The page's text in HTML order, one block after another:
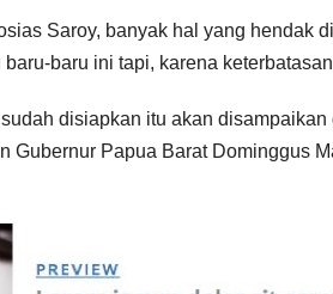
Saroy, banyak hal yang hendak
baru ini tapi, karena
disiapkan itu akan
Gubernur Papua Barat Dominggus